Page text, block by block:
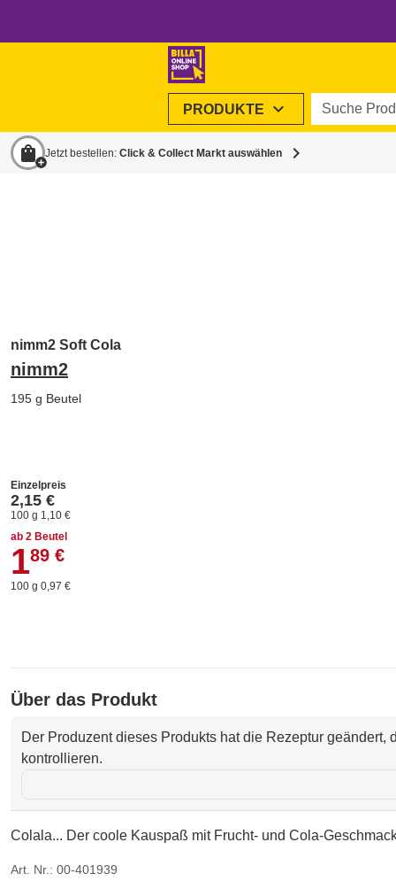
PRODUKTE expand_more Suche
shopping_bag Jetzt bestellen: Click & Collect Markt auswählen chevron_right
nimm2 Soft Cola
nimm2
195 g Beutel
Einzelpreis
2,15 €
100 g 1,10 €
ab 2 Beutel
1,89 €
189 €
100 g 0,97 €
Über das Produkt
Der Produzent dieses Produkts hat die Rezeptur
kontrollieren.
Colala... Der coole Kauspaß mit Frucht- und Cola-
Art. Nr.: 00-401939